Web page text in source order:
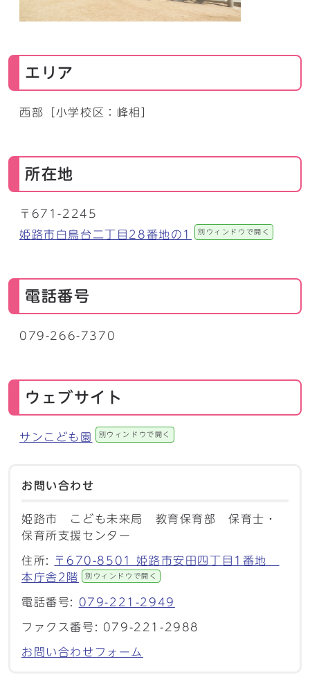
エリア
西部［小学校区：峰相］
所在地
〒671-2245
姫路市白鳥台二丁目28番地の1
別ウィンドウで開く
電話番号
079-266-7370
ウェブサイト
サンこども園 別ウィンドウで開く
お問い合わせ
姫路市 こども未来局 教育保育部 保育士・
保育所支援センター
住所:
〒670-8501 姫路市安田四丁目1番地
本庁舎2階
別ウィンドウで開く
電話番号: 079-221-2949
ファクス番号: 079-221-2988
お問い合わせフォーム